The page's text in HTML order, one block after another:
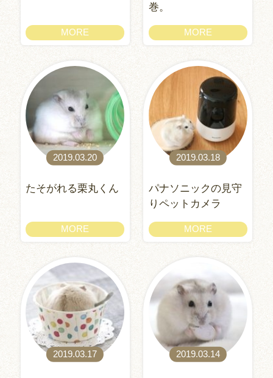
MORE
巻。
MORE
2019.03.20
たそがれる栗丸くん
MORE
2019.03.18
パナソニックの見守
りペットカメラ
MORE
2019.03.17 2019.03.14